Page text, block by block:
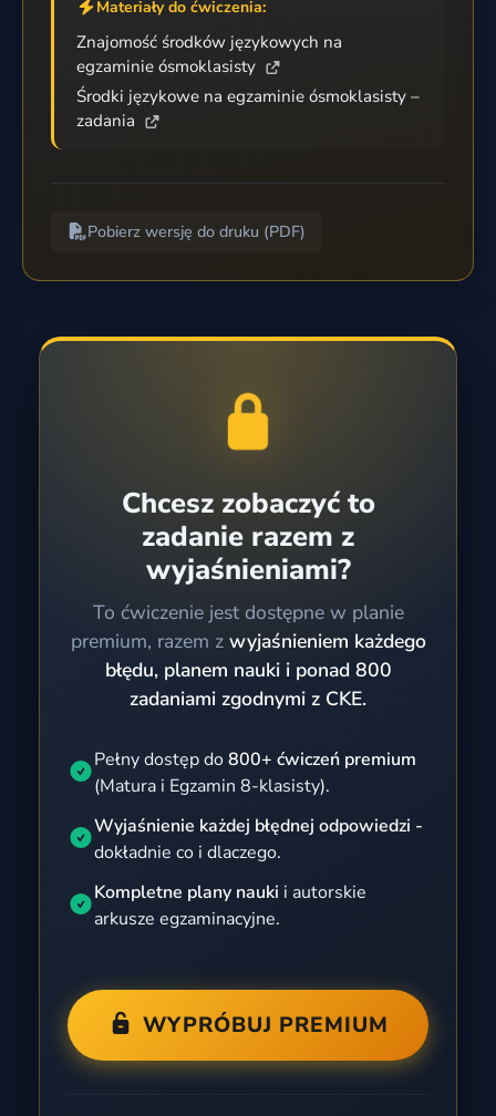
Materiały do ćwiczenia:
Znajomość środków językowych na
egzaminie ósmoklasisty
Środki językowe na egzaminie ósmoklasisty –
zadania
Pobierz wersję do druku (PDF)
Chcesz zobaczyć to
zadanie razem z
wyjaśnieniami?
To ćwiczenie jest dostępne w planie
premium, razem z wyjaśnieniem każdego
błędu, planem nauki i ponad 800
zadaniami zgodnymi z CKE.
Pełny dostęp do800+ ćwiczeń premium
(Matura i Egzamin 8-klasisty).
Wyjaśnienie każdej błędnej odpowiedzi -
dokładnie co i dlaczego.
Kompletne plany nauki i autorskie
arkusze egzaminacyjne.
WYPRÓBUJ PREMIUM